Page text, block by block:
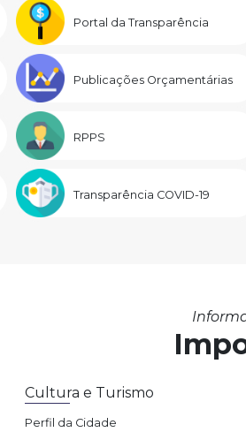
Portal da Transparência
Publicações Orçamentárias
RPPS
Transparência COVID-19
Cultura e Turismo
Perfil da Cidade